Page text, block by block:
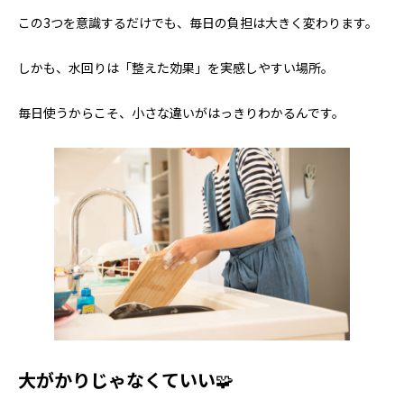
この3つを意識するだけでも、毎日の負担は大きく変わります。
しかも、水回りは「整えた効果」を実感しやすい場所。
毎日使うからこそ、小さな違いがはっきりわかるんです。
大がかりじゃなくていい🧩